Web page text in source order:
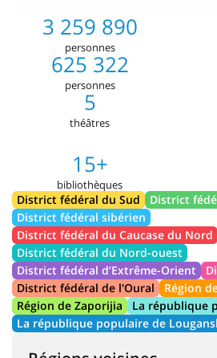
3 259 890
personnes
625 322
personnes
5
théâtres
15+
bibliothèques
District fédéral du Sud
District
District fédéral sibérien
District fédéral du Caucase du Nord
District fédéral du Nord-ouest
District fédéral d’Extrême-Orient
District fédéral de l'Oural
Région
Région de Zaporijia
La république
La république populaire de